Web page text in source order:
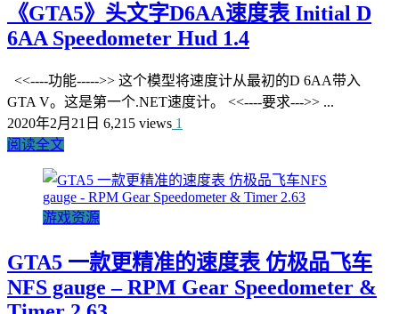
《GTA5》头文字D6AA速度表 Initial D
6AA Speedometer Hud 1.4
<<----功能----->> 这个模型将速度计从最初的D 6AA带入
GTA V。这是第一个.NET速度计。 <<----要求--->> ...
2020年2月21日 6,215 views 1
阅读全文
游戏资源
GTA5 一款更精准的速度表 仿极品飞车
NFS gauge – RPM Gear Speedometer &